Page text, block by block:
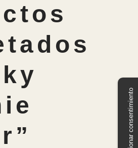
Gestionar consentimiento